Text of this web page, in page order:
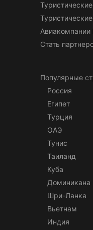
Авиакомпании
Стать
Популярные
Россия
Египет
Турция
ОАЭ
Тунис
Таиланд
Куба
Доминикана
Шри-Ланка
Вьетнам
Индия